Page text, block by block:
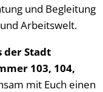
und Begleitung
Arbeitswelt.
der Stadt
103, 104,
mit Euch einen